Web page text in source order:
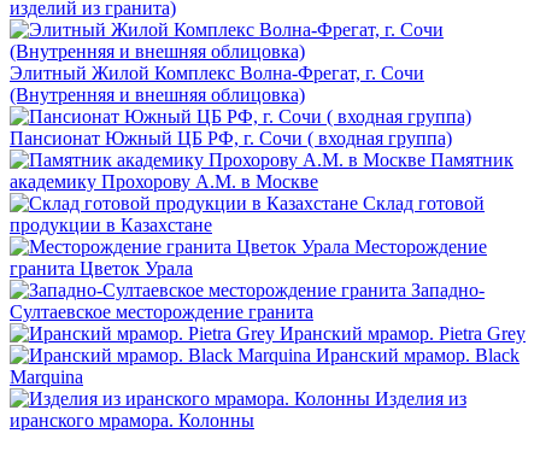
изделий из гранита)
Элитный Жилой Комплекс Волна-Фрегат, г. Сочи
(Внутренняя и внешняя облицовка)
Пансионат Южный ЦБ РФ, г. Сочи ( входная группа)
Памятник
академику Прохорову А.М. в Москве
Склад готовой
продукции в Казахстане
Месторождение
гранита Цветок Урала
Западно-
Султаевское месторождение гранита
Иранский мрамор. Pietra Grey
Иранский мрамор. Black
Marquina
Изделия из
иранского мрамора. Колонны